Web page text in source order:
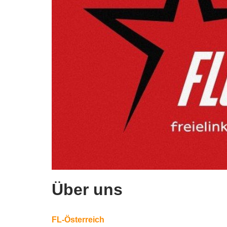
Über uns
FL-Österreich